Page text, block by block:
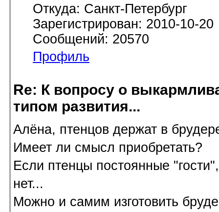
Откуда: Санкт-Петербург
Зарегистрирован: 2010-10-20
Сообщений: 20570
Профиль
Re: К вопросу о
типом развития...
Алёна, птенцов держат в
Имеет ли смысл приобретать?
Если птенцы постоянные
нет...
Можно и самим изготовить